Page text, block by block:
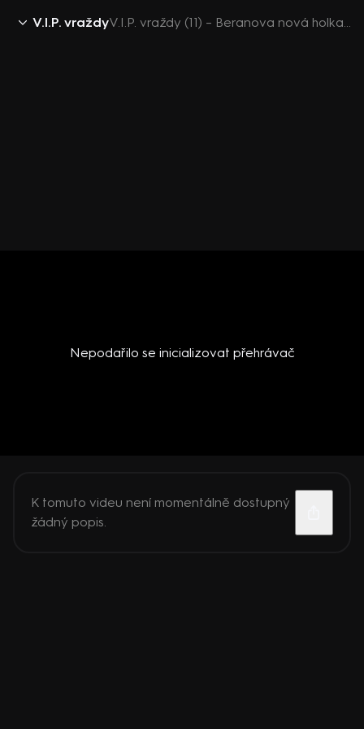
V.I.P. vraždy V.I.P. vraždy (11) – Beranova nová holka!?
Nepodařilo se inicializovat přehrávač
K tomuto videu není momentálně dostupný
žádný popis.